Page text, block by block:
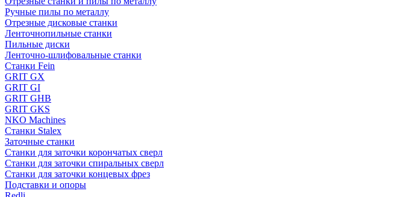
Ручные пилы по металлу
Отрезные дисковые станки
Ленточнопильные станки
Пильные диски
Ленточно-шлифовальные станки
Станки Fein
GRIT GX
GRIT GI
GRIT GHB
GRIT GKS
NKO Machines
Станки Stalex
Заточные станки
Станки для заточки корончатых сверл
Станки для заточки спиральных сверл
Станки для заточки концевых фрез
Подставки и опоры